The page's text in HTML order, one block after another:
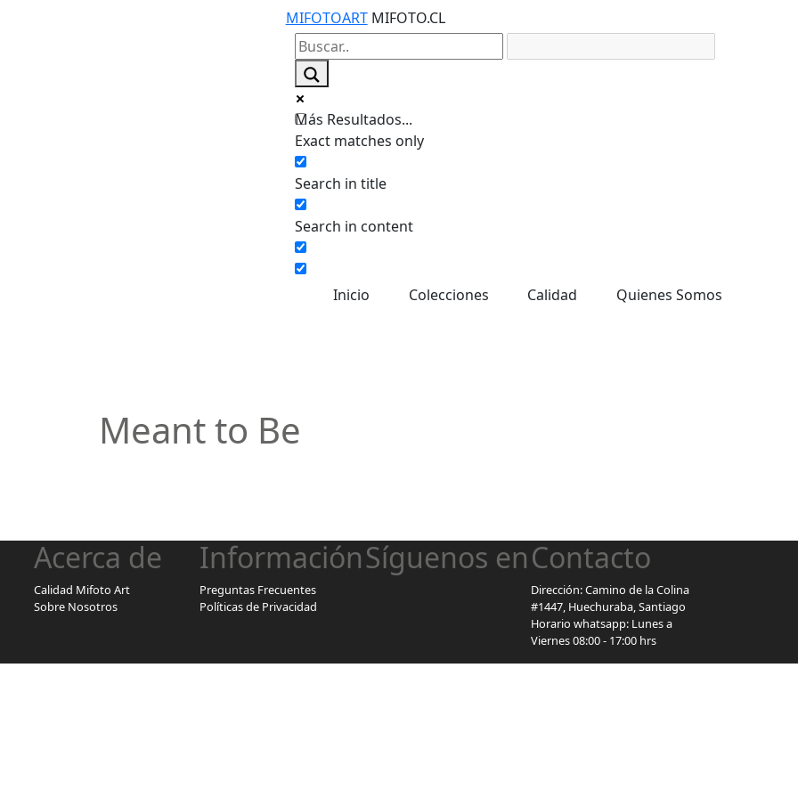
MIFOTOART MIFOTO.CL
Más Resultados...
Exact matches only
Search in title
Search in content
Inicio Colecciones Calidad Quienes Somos
Meant to Be
Acerca de
Calidad Mifoto Art
Sobre Nosotros
Información
Preguntas Frecuentes
Políticas de Privacidad
Síguenos enContacto
Dirección: Camino de la Colina
#1447, Huechuraba, Santiago
Horario whatsapp: Lunes a
Viernes 08:00 - 17:00 hrs